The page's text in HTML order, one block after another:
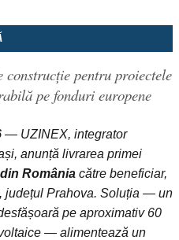
pentru proiectele
pe fonduri europene
— UZINEX, integrator
anunță livrarea primei
România către beneficiar,
județul Prahova. Soluția — un
pe aproximativ 60
— alimentează un